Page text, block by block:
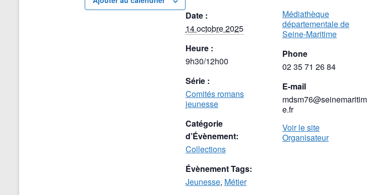
Date :
14 octobre 2025
Heure :
9h30/12h00
Série :
Comités romans
jeunesse
Catégorie
d’Évènement:
Collections
Évènement Tags:
Jeunesse, Métier
Médiathèque
départementale de
Seine-Maritime
Phone
02 35 71 26 84
E-mail
mdsm76@seinemaritim
e.fr
Voir le site
Organisateur